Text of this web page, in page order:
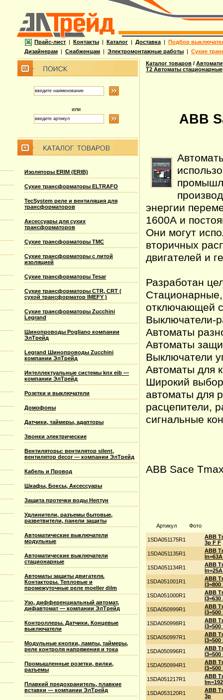
Прайс-лист | Контакты | Каталог | Доставка | Подбор
Дизайнерам | Снабженцам | Электромонтажные работы | Сухие
или
Изоляторы ERIM (ERIB)
Сухие трансформаторы ELTRAFO
TecSystem реле и вентиляция для
трансформаторов
Аксессуары для сухих
трансформаторов
Сухие трансформаторы TMC
Сухие трансформаторы с литой
изоляцией
Сухие трансформаторы Tesar
Сухие трансформаторы CTR, CRT (
сухой трансформатор IMEFY )
Сухие трансформаторы Zucchini
Legrand
Шинопроводы Pogliano компании
ЭлТрейд
Legrand Шинопроводы Zucchini
компании ЭлТрейд
Интеллектуальные системы knx eib —
компании ЭлТрейд
Розетки и выключатели
Домофоны
Датчики, таймеры, адапторы
Звонки электрические
Вентиляторы: вентилятор silent,
вентилятор decor — компании ЭлТрейд
Кабель и Провод
Шкафы, Боксы, Аксессуары
Защита протечки воды Нептун
Удлинители, разъемы бытовые,
разветвители, панели защиты
Автоматические выключатели
модульные
Автоматические выключатели
стационарные
Автоматы защиты двигателя.
Контакторы. Тепловые и
промежуточные реле moeller dilm
Узо, дифференциальный автомат,
дифавтомат — компании ЭлТрейд
Контроллеры. Датчики. Концевые
выключатели
Модульные кнопки, лампы, таймеры,
реле контроля напряжения и тока
Промышленные розетки, вилки,
разъемы
Плавкий предохранитель, плавкие
вставки — компании ЭлТрейд
Каталог товаров /
T2 Автоматы стационарные
ABB
энергии
1600А и
Они могут
вторичных
двигателей и
Разработан
отключающей
Выключатели-
Автоматы
Автоматы
Выключатели
Автоматы для
Широкий
автоматы для
расцепители,
сигнальные
ABB Sace
Артикул Фото
1SDA051175R1
ABB
3p F F
1SDA051135R1
ABB
1SDA051134R1
ABB
1SDA051001R1
ABB
I3=800
1SDA051000R1
ABB
I3=630
1SDA050999R1
ABB
I3=500
1SDA050998R1
ABB
I3=500
1SDA050997R1
ABB
I3=500
1SDA050996R1
ABB
I3=500
1SDA050994R1
ABB
I3=500
1SDA051217R1
ABB
1SDA053120R1
ABB
3p